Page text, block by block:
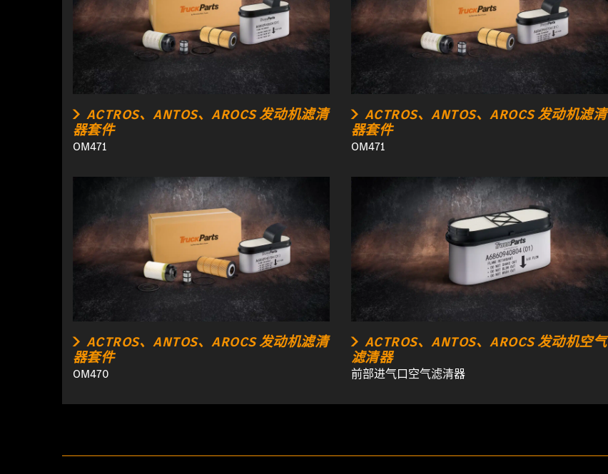
ACTROS、ANTOS、AROCS 发动机滤清
器套件
OM471
ACTROS、ANTOS、AROCS 发动机滤清
器套件
OM471
ACTROS、ANTOS、AROCS 发动机滤清
器套件
OM470
ACTROS、ANTOS、AROCS 发动机空气
滤清器
前部进气口空气滤清器